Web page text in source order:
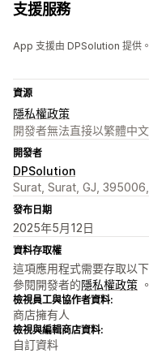
支援服務
App 支援由 DPSolution 提供。
資源
隱私權政策
開發者無法直接以繁體中
開發者
DPSolution
Surat, Surat, GJ, 395006,
發布日期
2025年5月12日
資料存取權
這項應用程式需要存取以
參閱開發者的隱私權政策 。
檢視員工與協作者資料:
商店擁有人
檢視與編輯商店資料:
自訂資料